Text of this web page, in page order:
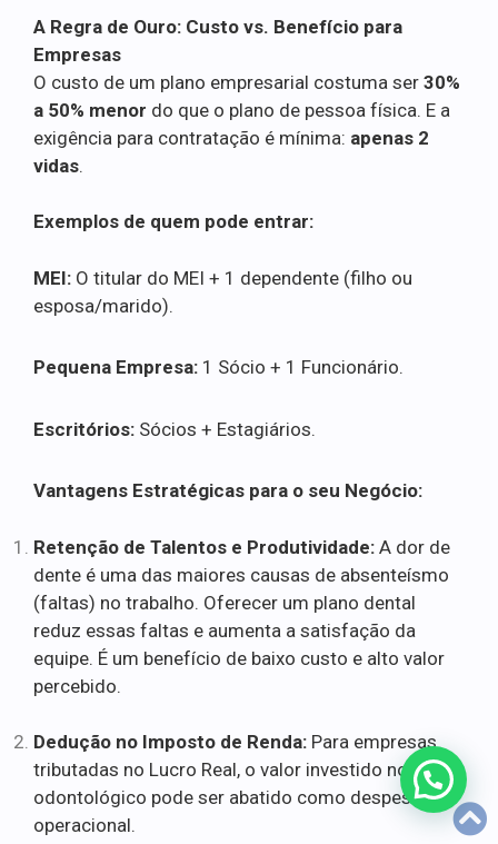
A Regra de Ouro: Custo vs. Benefício para
Empresas
O custo de um plano empresarial costuma ser 30%
a 50% menor do que o plano de pessoa física. E a
exigência para contratação é mínima: apenas 2
vidas.
Exemplos de quem pode entrar:
MEI: O titular do MEI + 1 dependente (filho ou
esposa/marido).
Pequena Empresa: 1 Sócio + 1 Funcionário.
Escritórios: Sócios + Estagiários.
Vantagens Estratégicas para o seu Negócio:
Retenção de Talentos e Produtividade: A dor de
dente é uma das maiores causas de absenteísmo
(faltas) no trabalho. Oferecer um plano dental
reduz essas faltas e aumenta a satisfação da
equipe. É um benefício de baixo custo e alto valor
percebido.
Dedução no Imposto de Renda: Para empresas
tributadas no Lucro Real, o valor investido no plano
odontológico pode ser abatido como despesa
operacional.